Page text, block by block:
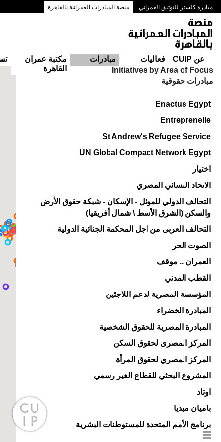
مبادرة كلستر للتوثيق العمراني منصة المبادرات العمرانية بالقاهرة
ممرات وسط البلد بالقاهرة
عن CUIP فعاليات مبادرات
مكتبة عمران
القاهرة
Initiatives by Area of Focus
مبادرات حقوقية
Enactus Egypt
Entreprenelle
St Andrew's Refugee Service
UN Global Compact Network Egypt
اختيار
الاتحاد النسائي المصري
التحالف الدولي للموئل - الإسكان - شبكة حقوق الأرض
والسكن (الشرق الأسط \ شمال أفريقيا)
التحالف العربى من اجل المحكمة الجنائية الدولية
الصوت الحر
العمران .. موقف
القطب المدني
المؤسسة المصرية لدعم اللاجئين
المبادرة الخضراء
المبادرة المصرية للحقوق الشخصية
المركز المصرى لحقوق السكن
المركز المصري لحقوق المرأة
المشروع البحثي للقطاع الغير رسمي
اوتاد
باميان ميديا
برنامج الأمم المتحدة للمستوطنات البشرية